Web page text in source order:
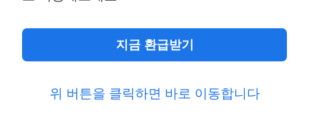
지금 환급받기
위 버튼을 클릭하면 바로 이동합니다